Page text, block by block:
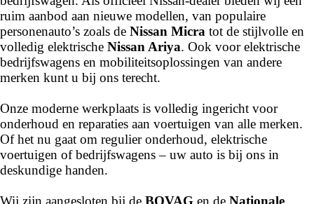
✅ Persoonlijk en transparant advies
✅ Financiering & verzekering in eigen huis
✅ Vakkundig onderhoud in eigen werkplaats
✅ BOVAG-garantie & NAP-certificering
✅ Onderdeel van een betrouwbare dealerorganisatie
----
Onze services
Naast verkoop staan wij ook voor u klaar met:
ruim aanbod aan nieuwe modellen, van populaire
personenauto’s zoals de Nissan Micra tot de stijlvolle en
volledig elektrische Nissan Ariya. Ook voor elektrische
bedrijfswagens en mobiliteitsoplossingen van andere
merken kunt u bij ons terecht.
Onze moderne werkplaats is volledig ingericht voor
onderhoud en reparaties aan voertuigen van alle merken.
Of het nu gaat om regulier onderhoud, elektrische
voertuigen of bedrijfswagens – uw auto is bij ons in
deskundige handen.
Wij zijn aangesloten bij de BOVAG en de Nationale